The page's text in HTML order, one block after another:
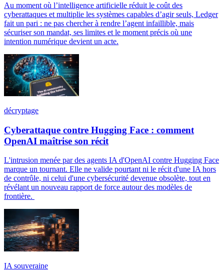
Au moment où l’intelligence artificielle réduit le coût des
cyberattaques et multiplie les systèmes capables d’agir seuls, Ledger
fait un pari : ne pas chercher à rendre l’agent infaillible, mais
sécuriser son mandat, ses limites et le moment précis où une
intention numérique devient un acte.
décryptage
Cyberattaque contre Hugging Face : comment
OpenAI maîtrise son récit
L'intrusion menée par des agents IA d'OpenAI contre Hugging Face
marque un tournant. Elle ne valide pourtant ni le récit d'une IA hors
de contrôle, ni celui d'une cybersécurité devenue obsolète, tout en
révélant un nouveau rapport de force autour des modèles de
frontière.
IA souveraine